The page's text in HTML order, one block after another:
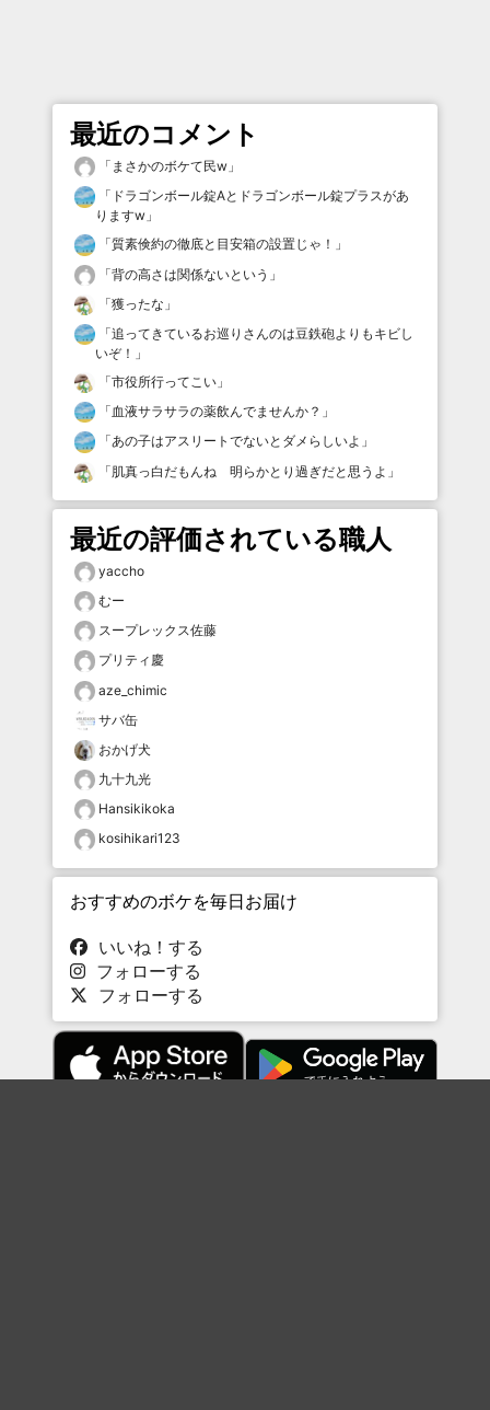
最近のコメント
「 まさかのボケて民w 」
「 ドラゴンボール錠Aとドラゴンボール錠プラスがあ
りますw 」
「質素倹約の徹底と目安箱の設置じゃ！ 」
「背の高さは関係ないという 」
「獲ったな 」
「追ってきているお巡りさんのは豆鉄砲よりもキビし
いぞ！ 」
「市役所行ってこい 」
「血液サラサラの薬飲んでませんか？ 」
「あの子はアスリートでないとダメらしいよ 」
「肌真っ白だもんね 明らかとり過ぎだと思うよ 」
最近の評価されている職人
yaccho
むー
スープレックス佐藤
プリティ慶
aze_chimic
サバ缶
おかげ犬
九十九光
Hansikikoka
kosihikari123
おすすめのボケを毎日お届け
いいね！する
フォローする
フォローする